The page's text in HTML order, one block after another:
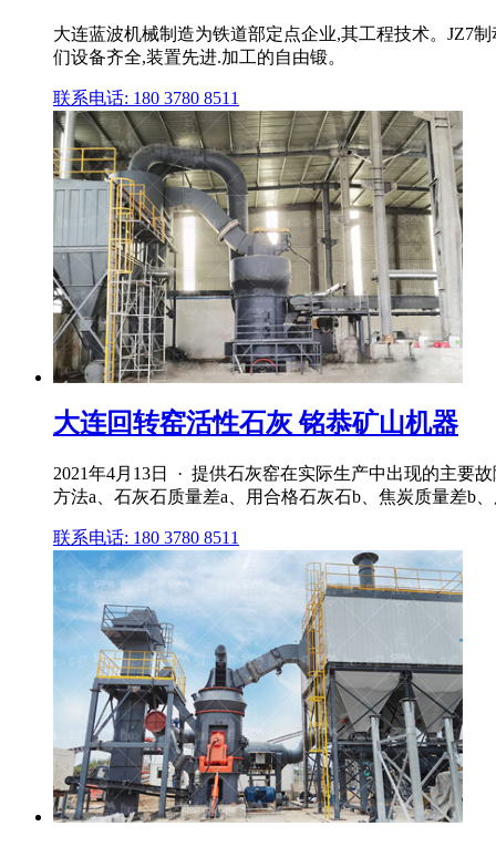
大连蓝波机械制造为铁道部定点企业,其工程技术。JZ7
们设备齐全,装置先进.加工的自由锻。
联系电话: 180 3780 8511
大连回转窑活性石灰 铭恭矿山机器
2021年4月13日 · 提供石灰窑在实际生产中出现的主要
方法a、石灰石质量差a、用合格石灰石b、焦炭质量差b
联系电话: 180 3780 8511